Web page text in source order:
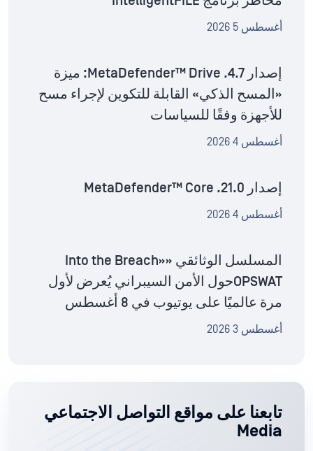
أغسطس 5 2026
إصدار MetaDefender™ Drive .4.7: ميزة
«المسح الذكي» القابلة للتكوين لإجراء مسح
للأجهزة وفقًا للسياسات
أغسطس 4 2026
إصدار MetaDefender™ Core .21.0
أغسطس 4 2026
المسلسل الوثائقي «Into the Breach»
OPSWATحول الأمن السيبراني يُعرض لأول
مرة عالميًا على يوتيوب في 8 أغسطس
أغسطس 3 2026
تابعنا على مواقع التواصل الاجتماعي
Media